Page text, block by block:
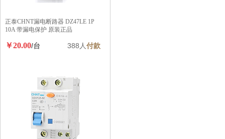
正泰CHNT漏电断路器 DZ47LE 1P
10A 带漏电保护 原装正品
￥20.00/台 388人付款